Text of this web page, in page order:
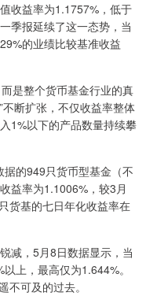
收益率为1.1757%，低于
季报延续了这一态势，当
的业绩比较基准收益
是整个货币基金行业的真
断扩张，不仅收益率整体
1%以下的产品数量持续攀
的949只货币型基金（不
益率为1.1006%，较3月
货基的七日年化收益率在
减，5月8日数据显示，当
上，最高仅为1.644%。
不可及的过去。